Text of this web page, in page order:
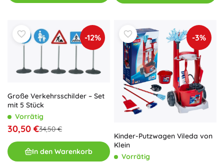
-12%
Große Verkehrsschilder – Set
mit 5 Stück
Vorrätig
30,50 €34,50 €
In den Warenkorb
-3%
Kinder-Putzwagen Vileda von
Klein
Vorrätig